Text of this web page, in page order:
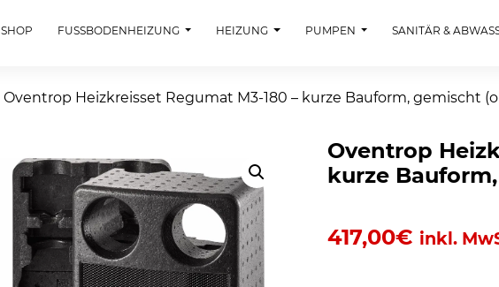
SHOP FUSSBODENHEIZUNG HEIZUNG PUMPEN SANITÄR &
Oventrop Heizkreisset Regumat M3-180 – kurze Bauform, gemischt
Oventrop
kurze
417,00€ inkl.